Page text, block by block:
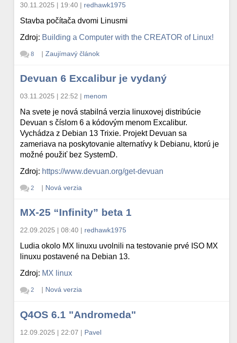
30.11.2025 | 19:40 | redhawk1975
Stavba počítača dvomi Linusmi
Zdroj: Building a Computer with the CREATOR of Linux!
8 | Zaujímavý článok
Devuan 6 Excalibur je vydaný
03.11.2025 | 22:52 | menom
Na svete je nová stabilná verzia linuxovej distribúcie
Devuan s číslom 6 a kódovým menom Excalibur.
Vychádza z Debian 13 Trixie. Projekt Devuan sa
zameriava na poskytovanie alternatívy k Debianu, ktorú je
možné použiť bez SystemD.
Zdroj: https://www.devuan.org/get-devuan
2 | Nová verzia
MX-25 “Infinity” beta 1
22.09.2025 | 08:40 | redhawk1975
Ludia okolo MX linuxu uvolnili na testovanie prvé ISO MX
linuxu postavené na Debian 13.
Zdroj: MX linux
2 | Nová verzia
Q4OS 6.1 "Andromeda"
12.09.2025 | 22:07 | Pavel